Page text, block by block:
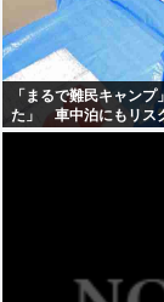
「まるで難民キャン
た」 車中泊にもリス
の」